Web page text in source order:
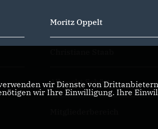
Moritz Oppelt
Albrecht Schütte
wir Dienste von
wir Ihre Einwilligung. Ihre